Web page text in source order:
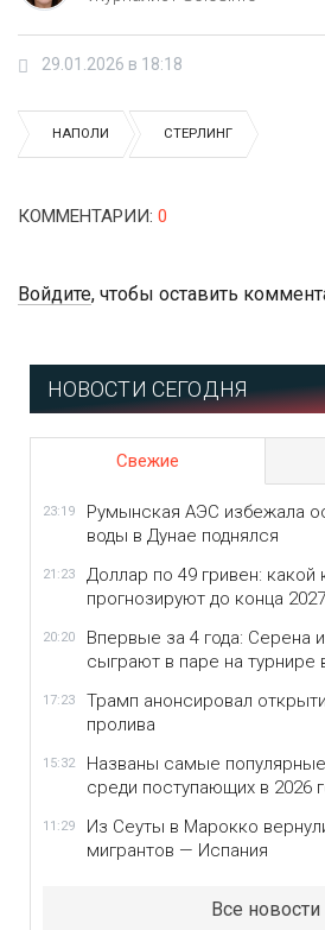
29.01.2026 в 18:18
НАПОЛИ СТЕРЛИНГ
КОММЕНТАРИИ: 0
Войдите, чтобы оставить
НОВОСТИ СЕГОДНЯ
Свежие
23:19
Румынская АЭС избежала
воды в Дунае поднялся
21:23
Доллар по 49 гривен:
прогнозируют до конца
20:20
Впервые за 4 года: Серена
сыграют в паре на турнире
17:23
Трамп анонсировал
пролива
15:32
Названы самые
среди поступающих в 2026
11:29
Из Сеуты в Марокко
мигрантов — Испания
Все новости